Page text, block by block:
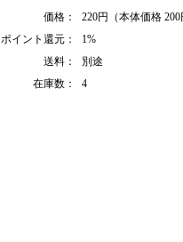
価格：
220円（本体価格
ポイント還元：
1%
送料：
別途
在庫数：
4